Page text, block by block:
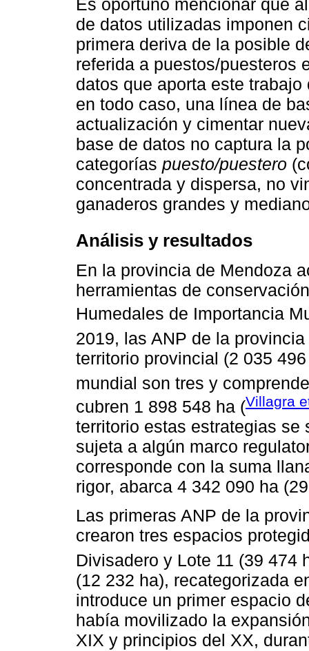
Es oportuno mencionar que
de datos utilizadas imponen
primera deriva de la posible
referida a puestos/puesteros
datos que aporta este
en todo caso, una línea de
actualización y cimentar
base de datos no captura la
categorías puesto/puestero
concentrada y dispersa, no
ganaderos grandes y
Análisis y resultados
En la provincia de Mendoza
herramientas de
Humedales de Importancia
2019, las ANP de la
territorio provincial (2 035
mundial son tres y
cubren 1 898 548 ha (Villagra
territorio estas estrategias
sujeta a algún marco
corresponde con la suma
rigor, abarca 4 342 090 ha
Las primeras ANP de la
crearon tres espacios
Divisadero y Lote 11 (39 474
(12 232 ha), recategorizada
introduce un primer espacio
había movilizado la
XIX y principios del XX,